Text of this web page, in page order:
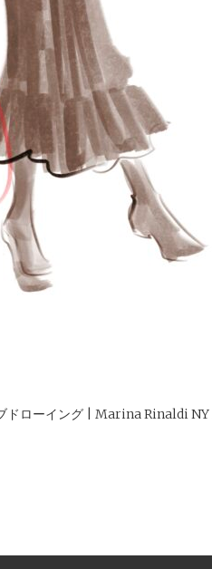
ドローイング | Marina Rinaldi